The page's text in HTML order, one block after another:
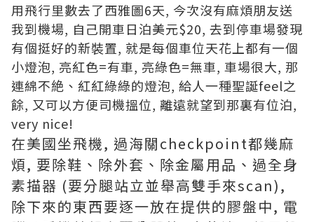
用飛行里數去了西雅圖6天, 今次沒有麻煩朋友送
我到機場, 自己開車日泊美元$20, 去到停車場發現
有個挺好的新裝置, 就是每個車位天花上都有一個
小燈泡, 亮紅色=有車, 亮綠色=無車, 車場很大, 那
連綿不絶、紅紅綠綠的燈泡, 給人一種聖誕feel之
餘, 又可以方便司機搵位, 離遠就望到那裏有位泊,
very nice!
在美國坐飛機, 過海關checkpoint都幾麻
煩, 要除鞋、除外套、除金屬用品、過全身
素描器 (要分腿站立並舉高雙手來scan),
除下來的東西要逐一放在提供的膠盤中, 電